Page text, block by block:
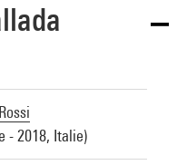
- 2018, Italie)